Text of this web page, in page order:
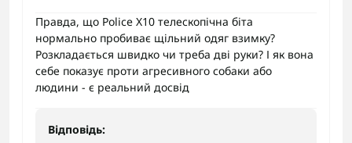
Правда, що Police X10 телескопічна біта
нормально пробиває щільний одяг взимку?
Розкладається швидко чи треба дві руки? І як вона
себе показує проти агресивного собаки або
людини - є реальний досвід
Відповідь: